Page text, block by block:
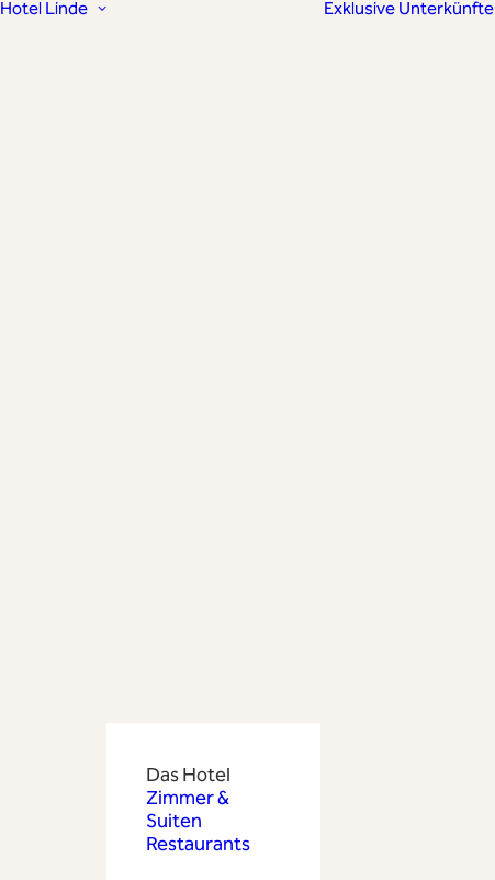
Hotel Linde
Das Hotel
Zimmer &
Suiten
Restaurants
Exklusive Unterkünfte